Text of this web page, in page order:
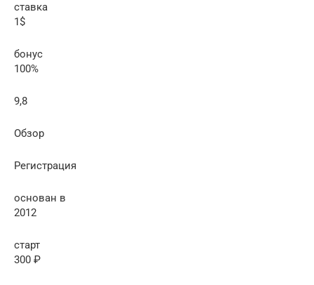
ставка
1$
бонус
100%
9,8
Обзор
Регистрация
основан в
2012
старт
300 ₽